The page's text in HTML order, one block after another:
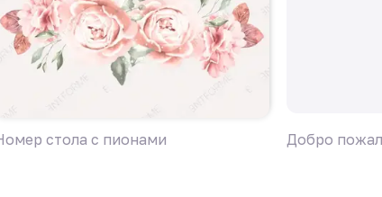
стола с пионами Добро